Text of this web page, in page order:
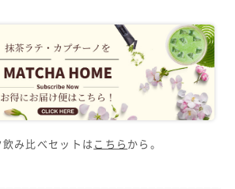
み比べセットはこちら から。